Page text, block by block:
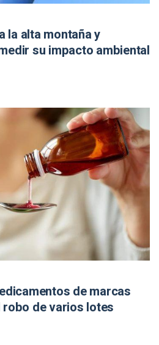
la alta montaña y
su impacto ambiental
de marcas
de varios lotes